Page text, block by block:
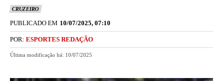
CRUZEIRO
PUBLICADO EM 10/07/2025, 07:10
POR: ESPORTES REDAÇÃO
Última modificação há: 10/07/2025